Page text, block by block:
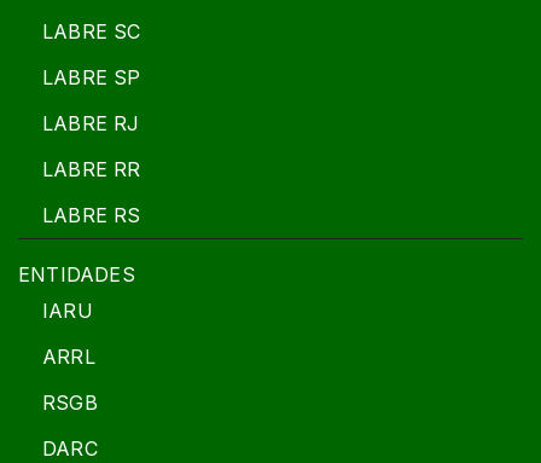
LABRE SC
LABRE SP
LABRE RJ
LABRE RR
LABRE RS
ENTIDADES
IARU
ARRL
RSGB
DARC